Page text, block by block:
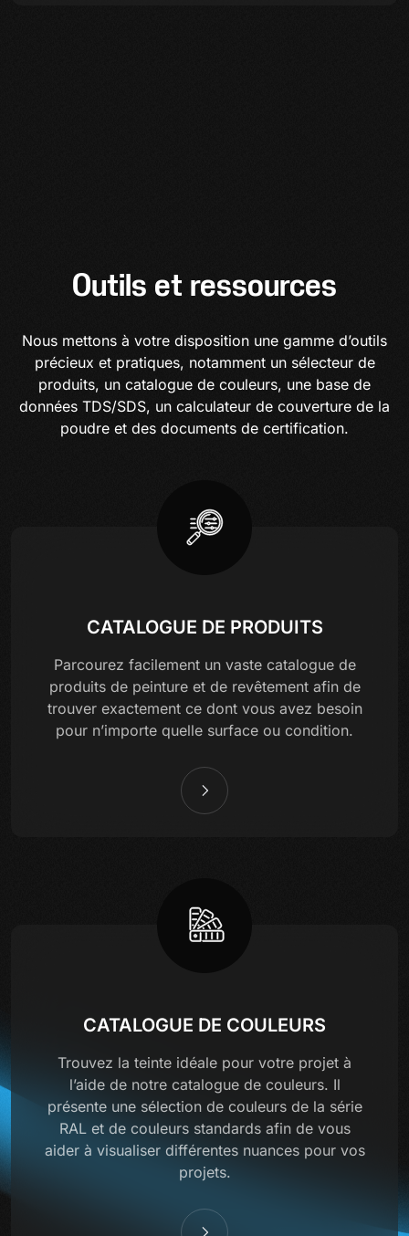
Outils et ressources
Nous mettons à votre disposition une gamme d’outils
précieux et pratiques, notamment un sélecteur de
produits, un catalogue de couleurs, une base de
données TDS/SDS, un calculateur de couverture de la
poudre et des documents de certification.
CATALOGUE DE PRODUITS
Parcourez facilement un vaste catalogue de
produits de peinture et de revêtement afin de
trouver exactement ce dont vous avez besoin
pour n’importe quelle surface ou condition.
CATALOGUE DE COULEURS
Trouvez la teinte idéale pour votre projet à
l’aide de notre catalogue de couleurs. Il
présente une sélection de couleurs de la série
RAL et de couleurs standards afin de vous
aider à visualiser différentes nuances pour vos
projets.